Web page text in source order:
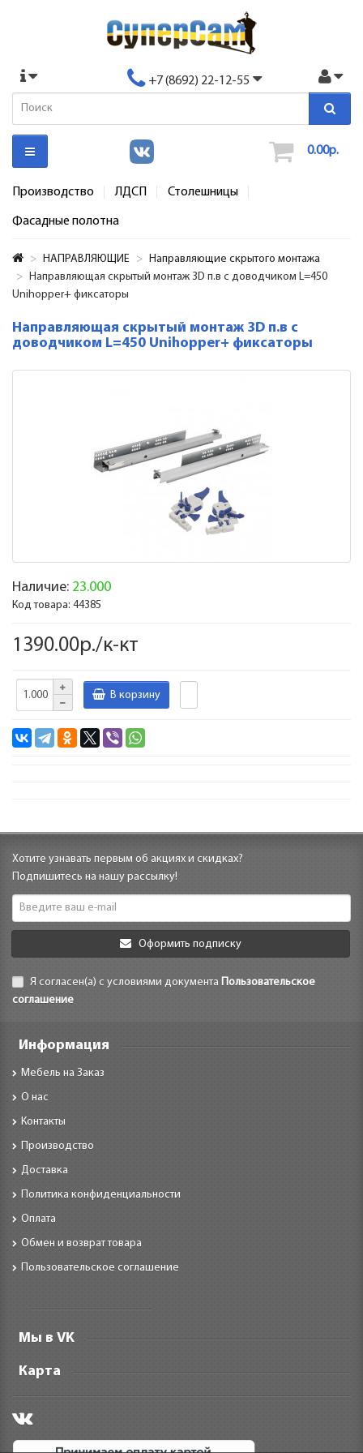
+7 (8692) 22-12-55
0.00р.
Производство ЛДСП Столешницы
Фасадные полотна
НАПРАВЛЯЮЩИЕ
Направляющие скрытого монтажа
Направляющая скрытый монтаж 3D п.в с доводчиком L=450
Unihopper+ фиксаторы
Направляющая скрытый монтаж 3D п.в с
доводчиком L=450 Unihopper+ фиксаторы
Наличие: 23.000
Код товара: 44385
1390.00р./к-кт
В корзину
Хотите узнавать первым об акциях и скидках?
Подпишитесь на нашу рассылку!
Оформить подписку
Я согласен(а) с условиями документа Пользовательское
соглашение
Информация
Мебель на Заказ
О нас
Контакты
Производство
Доставка
Политика конфиденциальности
Оплата
Обмен и возврат товара
Пользовательское соглашение
Мы в VK
Карта